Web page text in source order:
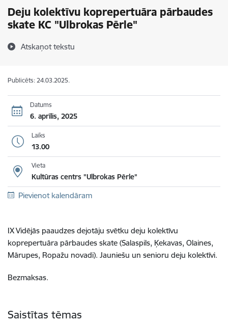
Deju kolektīvu koprepertuāra pārbaudes
skate KC "Ulbrokas Pērle"
Atskaņot tekstu
Publicēts: 24.03.2025.
Datums
6. aprīlis, 2025
Laiks
13.00
Vieta
Kultūras centrs "Ulbrokas Pērle"
Pievienot kalendāram
IX Vidējās paaudzes dejotāju svētku deju kolektīvu
koprepertuāra pārbaudes skate (Salaspils, Ķekavas, Olaines,
Mārupes, Ropažu novadi). Jauniešu un senioru deju kolektīvi.
Bezmaksas.
Saistītas tēmas